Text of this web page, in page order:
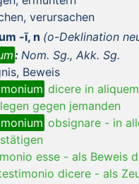
verursachen
-ī, n (o-Deklination
: Nom. Sg., Akk. Sg.
Beweis
dicere in aliquem
gegen jemanden
obsignare - in
esse - als Beweis
dicere - als